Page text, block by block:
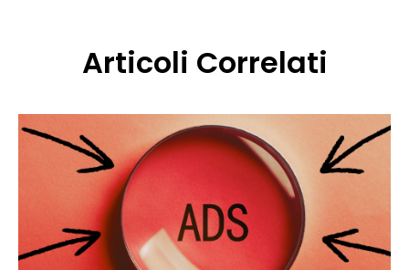
Articoli Correlati